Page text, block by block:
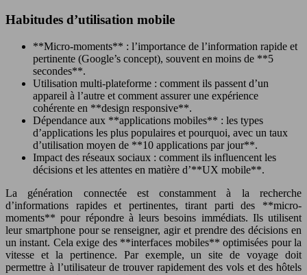
Habitudes d’utilisation mobile
**Micro-moments** : l’importance de l’information rapide et
pertinente (Google’s concept), souvent en moins de **5
secondes**.
Utilisation multi-plateforme : comment ils passent d’un
appareil à l’autre et comment assurer une expérience
cohérente en **design responsive**.
Dépendance aux **applications mobiles** : les types
d’applications les plus populaires et pourquoi, avec un taux
d’utilisation moyen de **10 applications par jour**.
Impact des réseaux sociaux : comment ils influencent les
décisions et les attentes en matière d’**UX mobile**.
La génération connectée est constamment à la recherche
d’informations rapides et pertinentes, tirant parti des **micro-
moments** pour répondre à leurs besoins immédiats. Ils utilisent
leur smartphone pour se renseigner, agir et prendre des décisions en
un instant. Cela exige des **interfaces mobiles** optimisées pour la
vitesse et la pertinence. Par exemple, un site de voyage doit
permettre à l’utilisateur de trouver rapidement des vols et des hôtels